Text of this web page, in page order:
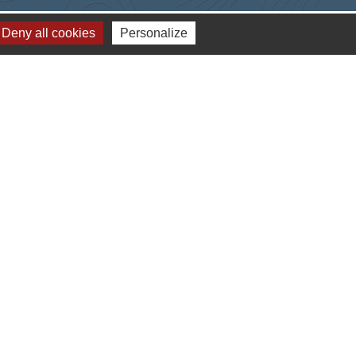
Deny all cookies Personalize